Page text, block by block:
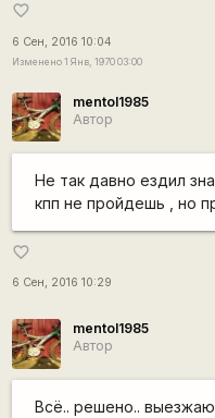
favorite_border
6 Сен, 2016 10:04
Изменено 1 Янв, 1970 03:00
mentol1985
Автор
Не так давно ездил
кпп не пройдешь , но
favorite_border
6 Сен, 2016 10:29
mentol1985
Автор
Всё.. решено..